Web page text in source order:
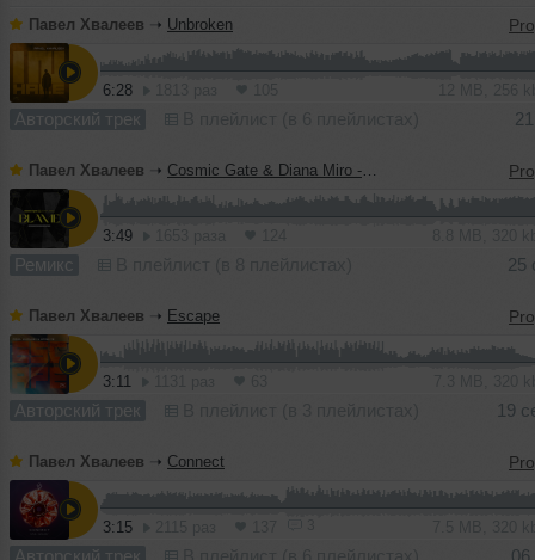
Павел Хвалеев ➝ Unbroken
6:28
Авторский трек
Павел Хвалеев ➝ Cosmic Gate & Diana Miro - Blame (Pavel Khvaleev Remix)
3:49
Ремикс 25
Павел Хвалеев ➝ Escape
3:11
Авторский трек 19
Павел Хвалеев ➝ Connect
3:15
Авторский трек 06